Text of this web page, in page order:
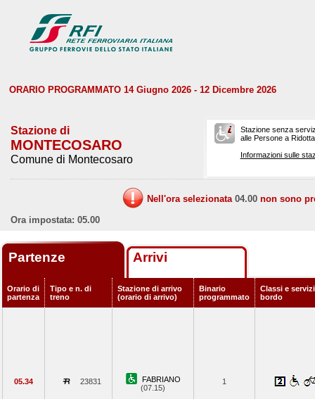
ORARIO PROGRAMMATO 14 Giugno 2026 - 12 Dicembre 2026
Stazione di
MONTECOSARO
Comune di Montecosaro
Stazione senza
alle Persone a
Informazioni sulle
Nell'ora selezionata 04.00 non sono
Ora impostata: 05.00
Partenze Arrivi
Orario di
partenza
Tipo e n. di
treno
Stazione di arrivo
(orario di arrivo)
Binario
programmato
Classi e
bordo
05.34 23831
FABRIANO
(07.15)
1